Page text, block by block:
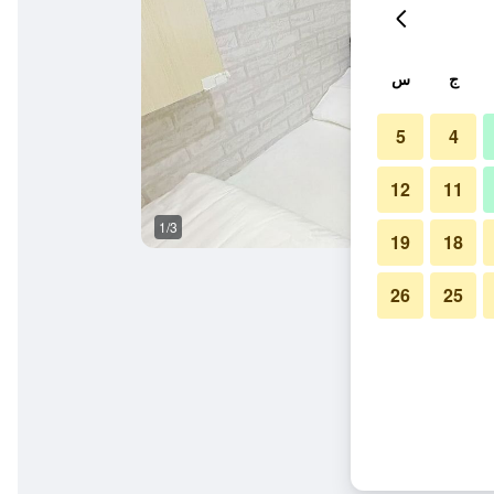
1/3
ج س
4
5
11
12
18
19
25
26